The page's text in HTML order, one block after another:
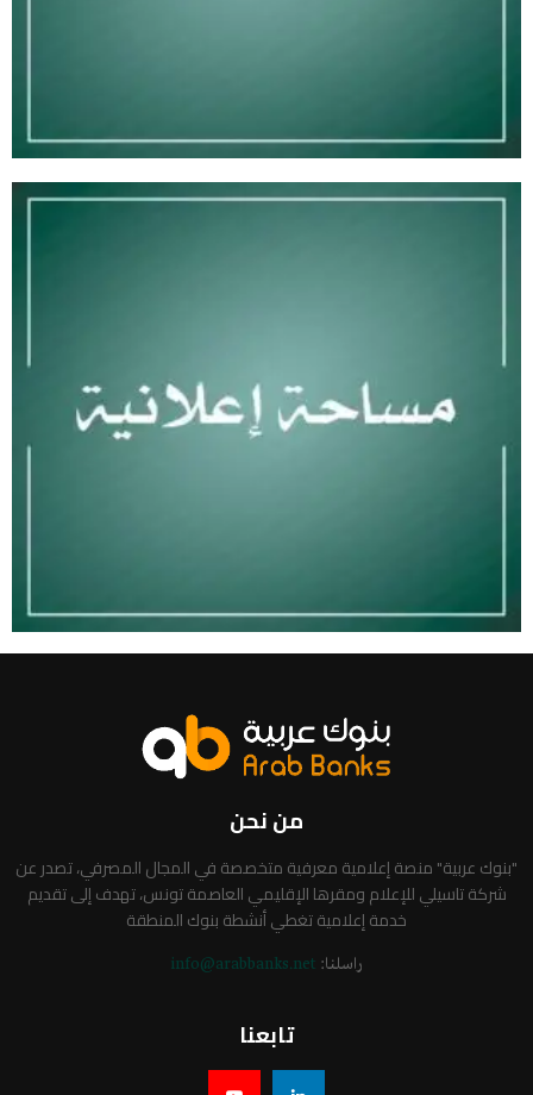
من نحن
"بنوك عربية" منصة إعلامية معرفية متخصصة في المجال المصرفي، تصدر عن
شركة تاسيلي للإعلام ومقرها الإقليمي العاصمة تونس، تهدف إلى تقديم
خدمة إعلامية تغطي أنشطة بنوك المنطقة
راسلنا: info@arabbanks.net
تابعنا